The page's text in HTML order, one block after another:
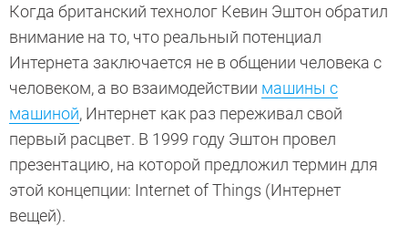
Когда британский технолог Кевин Эштон обратил
внимание на то, что реальный потенциал
Интернета заключается не в общении человека с
человеком, а во взаимодействии машины с
машиной, Интернет как раз переживал свой
первый расцвет. В 1999 году Эштон провел
презентацию, на которой предложил термин для
этой концепции: Internet of Things (Интернет
вещей).